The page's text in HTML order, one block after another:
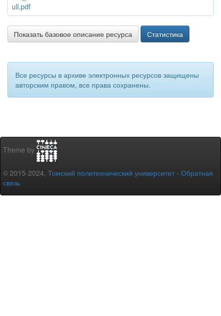
ull.pdf
Показать базовое описание ресурса Статистика
Все ресурсы в архиве электронных ресурсов защищены
авторским правом, все права сохранены.
Theme by
© 2015-2024, Томский политехнический университет - Обратная
связь